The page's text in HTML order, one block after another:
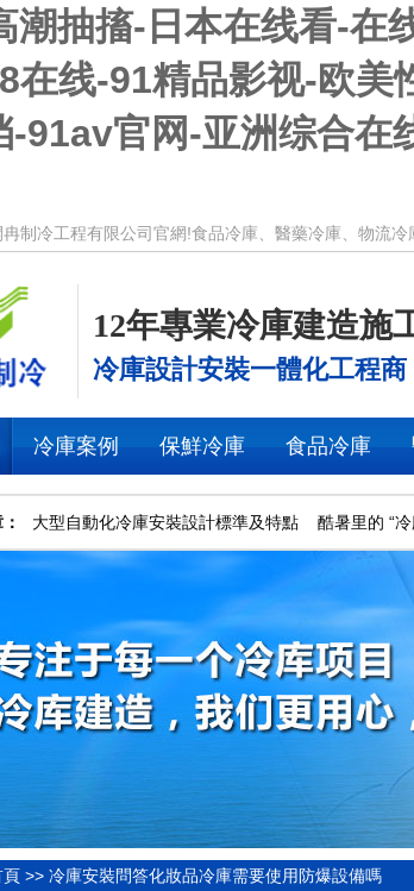
潮抽搐-日本在线看-
在线-91精品影视-欧
91av官网-亚洲综合
制冷工程有限公司官網!食品冷庫、醫藥冷庫、物流冷
12年專業冷庫建造施
冷庫設計安裝一體化工程商
冷庫案例 保鮮冷庫 食品冷庫
大型自動化冷庫安裝設計標準及特點 酷暑里的 “
頁 >> 冷庫安裝問答化妝品冷庫需要使用防爆設備嗎